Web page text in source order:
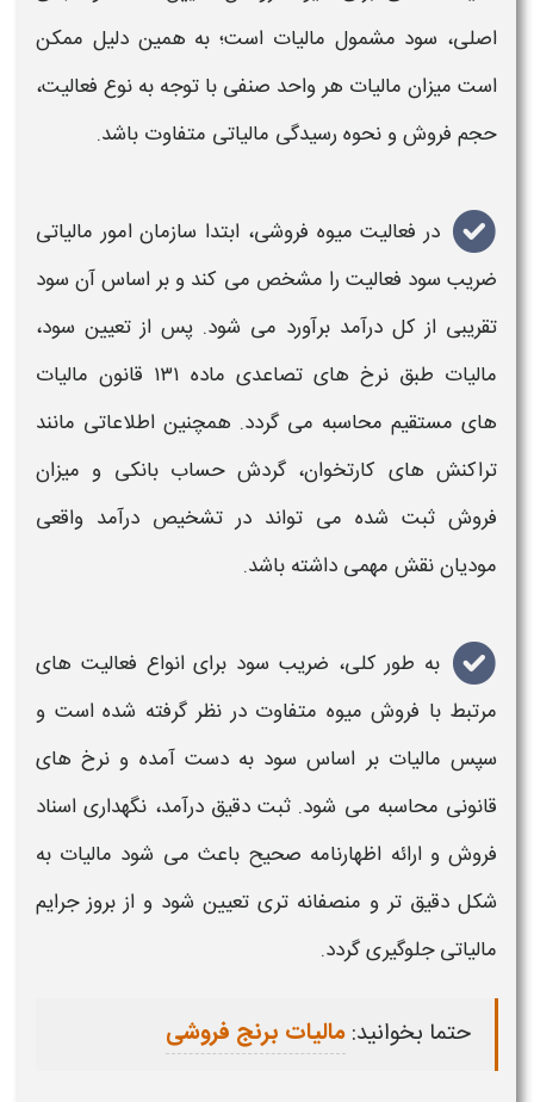
اصلی، سود مشمول مالیات است؛ به همین دلیل ممکن
است میزان مالیات هر واحد صنفی با توجه به نوع فعالیت،
حجم فروش و نحوه رسیدگی مالیاتی متفاوت باشد.
در فعالیت میوه فروشی، ابتدا سازمان امور مالیاتی
ضریب سود فعالیت را مشخص می کند و بر اساس آن سود
تقریبی از کل درآمد برآورد می شود. پس از تعیین سود،
مالیات طبق نرخ های تصاعدی ماده ۱۳۱ قانون مالیات
های مستقیم محاسبه می گردد. همچنین اطلاعاتی مانند
تراکنش های کارتخوان، گردش حساب بانکی و میزان
فروش ثبت شده می تواند در تشخیص درآمد واقعی
مودیان نقش مهمی داشته باشد.
به طور کلی، ضریب سود برای انواع فعالیت های
مرتبط با فروش میوه متفاوت در نظر گرفته شده است و
سپس مالیاتبر اساس سود به دست آمده و نرخ های
قانونی محاسبه می شود. ثبت دقیق درآمد، نگهداری اسناد
فروش و ارائه اظهارنامه صحیح باعث می شود مالیات به
شکل دقیق تر و منصفانه تری تعیین شود و از بروز جرایم
مالیاتیجلوگیری گردد.
حتما بخوانید:مالیات برنج فروشی